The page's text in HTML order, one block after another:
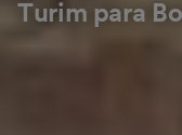
Turim para